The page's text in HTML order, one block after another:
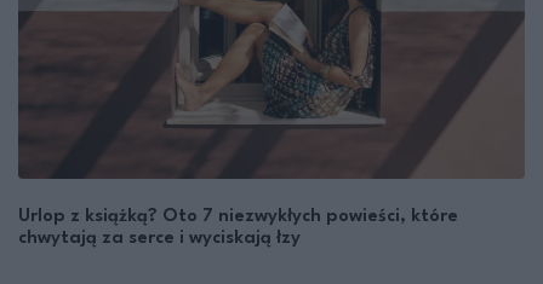
Urlop z książką? Oto 7 niezwykłych powieści, które
chwytają za serce i wyciskają łzy